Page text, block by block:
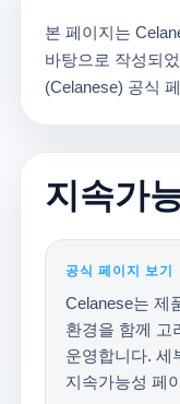
본 페이지는
바탕으로 작성되
(Celanese) 공식
지속가
공식 페이지 보기
Celanese는 제
환경을 함께 고
운영합니다. 세
지속가능성 페